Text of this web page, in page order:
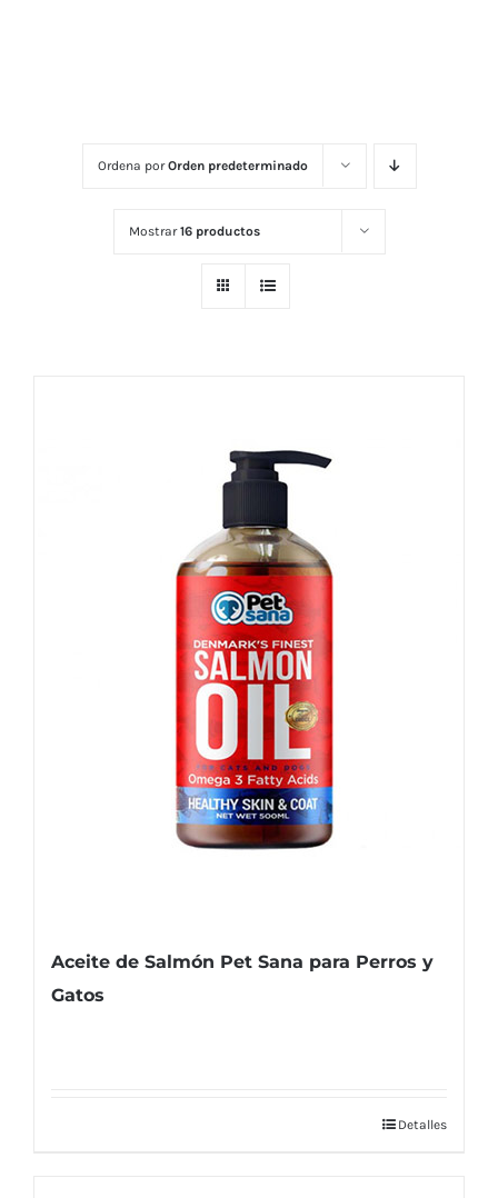
Ordena porOrden predeterminado
Mostrar16 productos
Aceite de Salmón Pet Sana para Perros y
Gatos
Detalles